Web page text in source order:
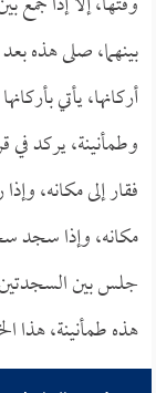
بينهما، صلى هذه
أركانها، يأتي
وطمأنينة، يركد
فقار إلى مكانه،
مكانه، وإذا سجد
جلس بين
هذه طمأنينة، هذا